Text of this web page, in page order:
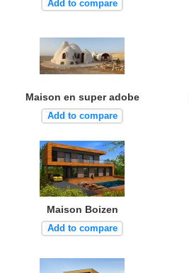
Add to compare
Maison en super adobe
Add to compare
Maison Boizen
Add to compare